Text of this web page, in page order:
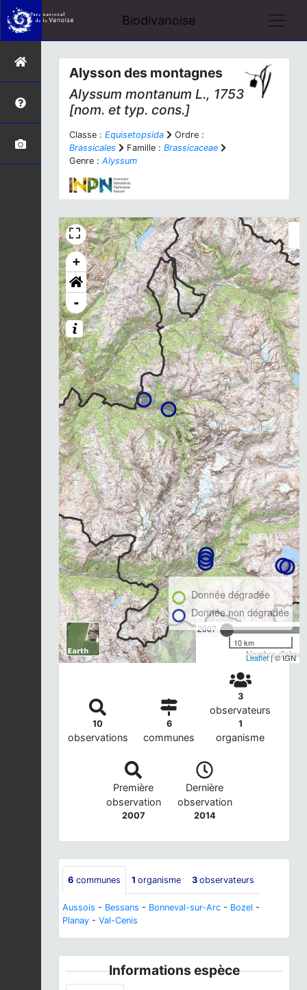
Biodivanoise
Alysson des montagnes
Alyssum montanum L., 1753
[nom. et typ. cons.]
Classe : Equisetopsida
Ordre :
Brassicales
Famille : Brassicaceae
Genre : Alyssum
+
-
2007
Nombre
Donnée dégradée
Donnée non dégradée
10 km
Leaflet| © IGN
10
observations
6
communes
3
observateurs
1
organisme
Première
observation
2007
Dernière
observation
2014
6 communes 1 organisme 3 observateurs
Aussois - Bessans - Bonneval-sur-Arc - Bozel -
Planay - Val-Cenis
Informations espèce